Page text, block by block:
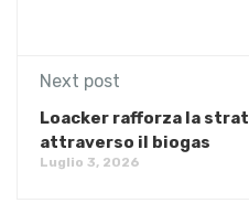
Next post
Loacker rafforza la
attraverso il biogas
Luglio 3, 2026